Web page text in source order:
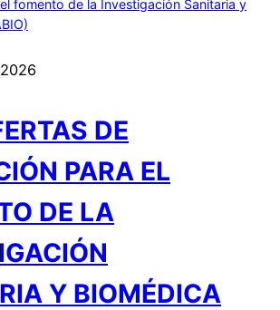
fomento de la Investigación Sanitaria y
DE
PARA EL
DE LA
Y BIOMÉDICA